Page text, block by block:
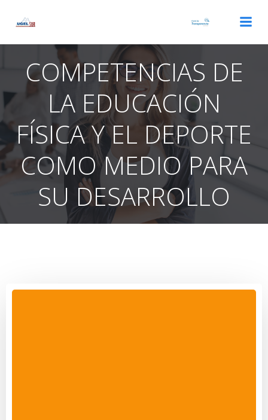
COMPETENCIAS DE
LA EDUCACIÓN
FÍSICA Y EL DEPORTE
COMO MEDIO PARA
SU DESARROLLO